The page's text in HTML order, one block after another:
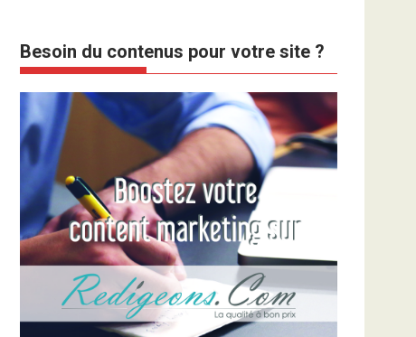
Besoin du contenus pour votre site ?